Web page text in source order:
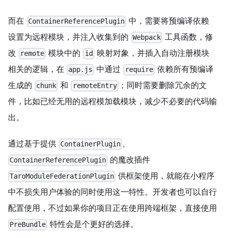
而在 ContainerReferencePlugin 中，需要将预编译依赖
设置为远程模块，并注入收集到的 Webpack 工具函数，修
改
remote 模块中的 id 映射对象，并插入自动注册模块
相关的逻辑，在
app.js 中通过 require依赖所有预编译
生成的
chunk 和 remoteEntry；同时需要删除冗余的文
件，比如已经无用的远程模加载模块，减少不必要的代码输
出。
通过基于提供 ContainerPlugin 、
ContainerReferencePlugin 的魔改插件
TaroModuleFederationPlugin 供框架使用，就能在小程序
中不损失用户体验的同时使用这一特性。开发者也可以自行
配置使用，不过如果你的项目正在使用跨端框架，直接使用
PreBundle 特性会是个更好的选择。